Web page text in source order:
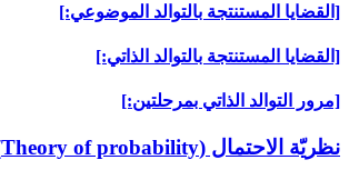
[القضايا المستنتجة بالتوالد الموضوعي:]
[القضايا المستنتجة بالتوالد الذاتي:]
[مرور التوالد الذاتي بمرحلتين:]
نظريّة الاحتمال (Theory of probability)